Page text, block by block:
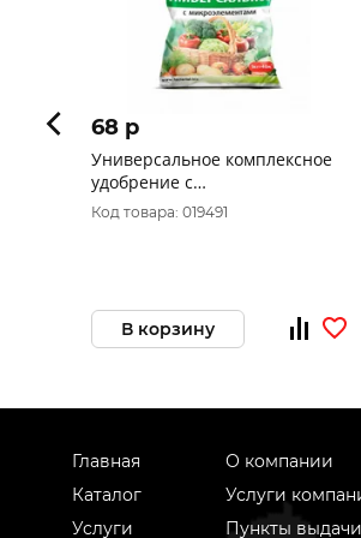
68 p
Универсальное комплексное
удобрение с
микроэлементами (1 кг)
AGROS
Код товара: 019491
В корзину
Главная
Каталог
Услуги
О компании
Услуги
Пункты выдачи